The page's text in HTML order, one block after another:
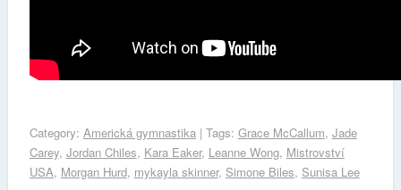
Category: Americká gymnastika| Tags: Grace McCallum, Jade
Carey, Jordan Chiles, Kara Eaker, Leanne Wong, Mistrovství
USA, Morgan Hurd, mykayla skinner, Simone Biles, Sunisa Lee